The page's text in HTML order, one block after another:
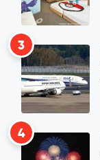
3
4